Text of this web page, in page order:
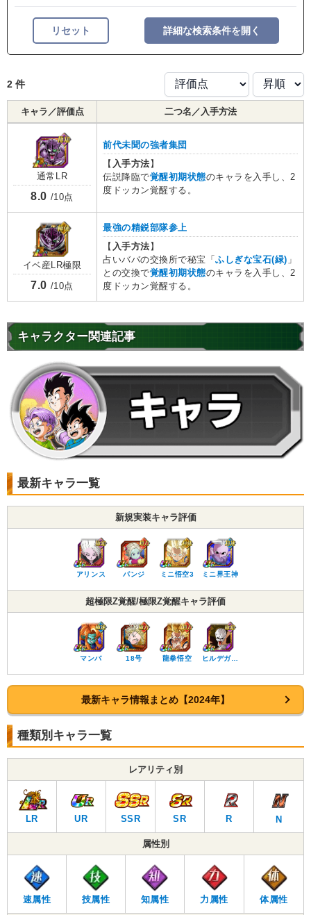
リセット 詳細な検索条件を開く
2 件
キャラ／評価点 二つ名／入手方法
通常LR
8.0 /10点
前代未聞の強者集団
【 入手方法 】
伝説降臨で覚醒初期状態のキャラを入手し、2
度ドッカン覚醒する。
イベ産LR極限
7.0 /10点
最強の精鋭部隊参上
【 入手方法 】
占いババの交換所で秘宝「ふしぎな宝石(緑) 」
との交換で覚醒初期状態のキャラを入手し、2
度ドッカン覚醒する。
キャラクター関連記事
最新キャラ一覧
新規実装キャラ評価
アリンス パンジ ミニ悟空3 ミニ界王神
超極限Z覚醒/極限Z覚醒キャラ評価
マンバ 18号 龍拳悟空 ヒルデガ…
最新キャラ情報まとめ【2024年】
種類別キャラ一覧
レアリティ別
LR UR SSR SR R N
属性別
速属性 技属性 知属性 力属性 体属性